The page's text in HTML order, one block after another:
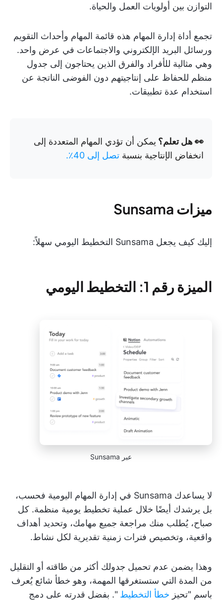
التوازن بين أولويات العمل والحياة.
تجمع أداة إدارة المهام هذه قائمة المهام وأحداث التقويم
ورسائل البريد الإلكتروني والاجتماعات في عرض واحد.
وهي مثالية للأفراد والفرق الذين يحتاجون إلى جدول
منظم للحفاظ على إنتاجيتهم دون الفوضى الناتجة عن
استخدام عدة تطبيقات.
👀 هل تعلم؟ يمكن أن تؤدي المهام المتعددة إلى
انخفاض الإنتاجية بنسبة تصل إلى 40٪.
ميزات Sunsama
إليك كيف يجعل Sunsama التخطيط اليومي سهلاً:
الميزة رقم 1: التخطيط اليومي
عبر Sunsama
لا يساعدك Sunsama في إدارة المهام اليومية فحسب،
بل يرشدك أيضًا خلال عملية تخطيط يومية منظمة. كل
صباح، يُطلب منك مراجعة جميع مهامك، وتحديد أهداف
واقعية، وتخصيص فترات زمنية تقديرية لكل نشاط.
وهذا يضمن عدم تحميل جدولك أكثر من طاقته أو التقليل
من المدة التي ستستغرقها المهمة، وهو خطأ شائع يُعرف
باسم "تحيز خطأ التخطيط ". بفضل قدرته على دمج